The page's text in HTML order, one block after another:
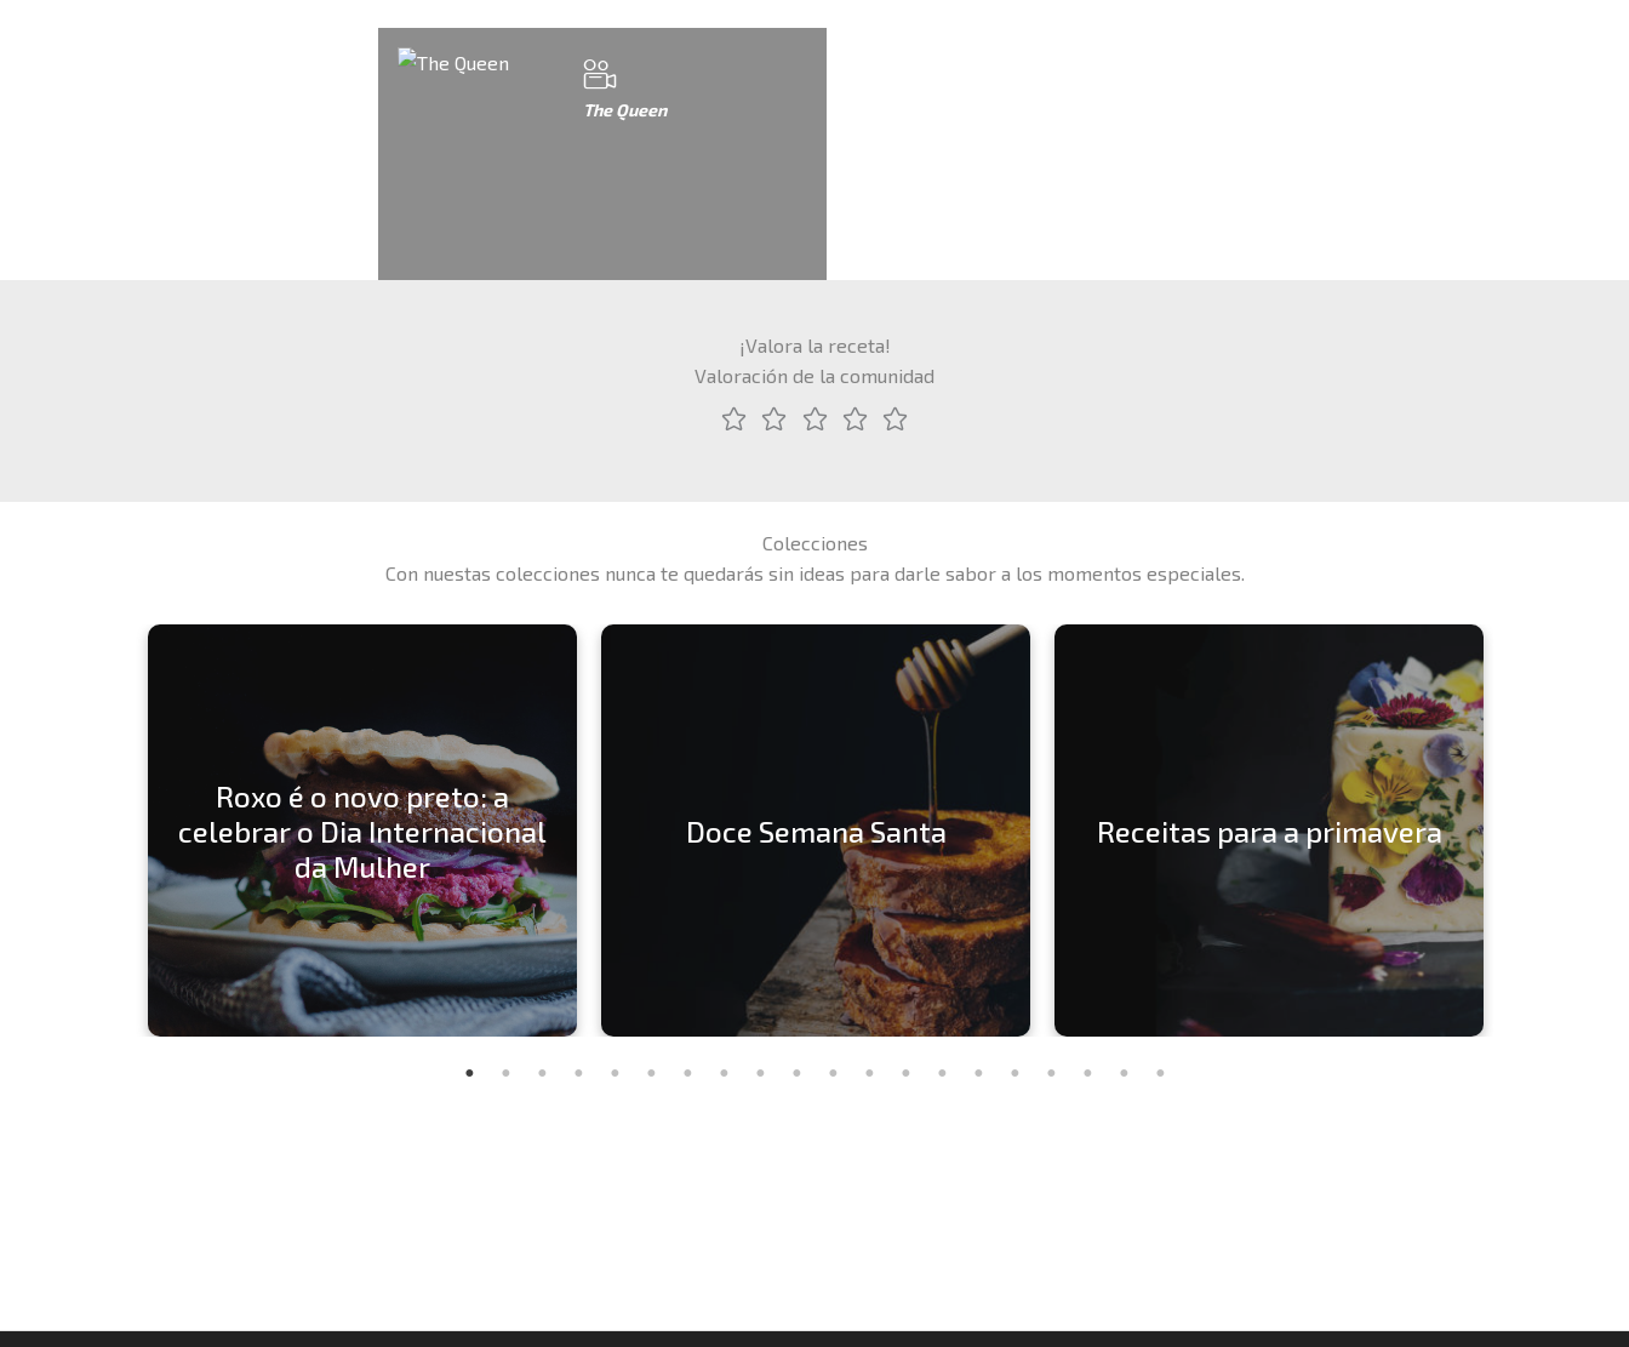
The Queen
¡Valora la receta!
Valoración de la comunidad
Colecciones
Con nuestas colecciones nunca te quedarás sin ideas para darle sabor a los momentos especiales.
Roxo é o novo preto: a
celebrar o Dia Internacional
da Mulher
Doce Semana Santa Receitas para a primavera